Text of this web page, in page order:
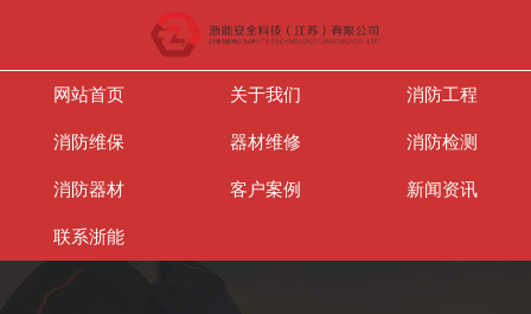
网站首页 关于我们 消防工程
消防维保 器材维修 消防检测
消防器材 客户案例 新闻资讯
联系浙能